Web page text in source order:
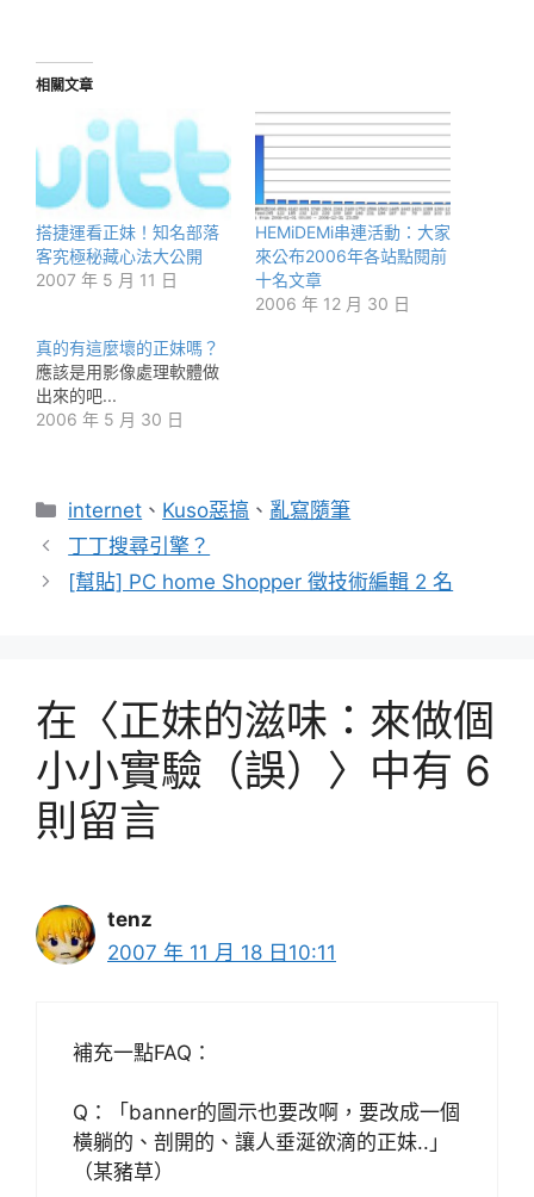
相關文章
搭捷運看正妹！知名部落
客究極秘藏心法大公開
2007 年 5 月 11 日
HEMiDEMi串連活動：大家
來公布2006年各站點閱前
十名文章
2006 年 12 月 30 日
真的有這麼壞的正妹嗎？
應該是用影像處理軟體做
出來的吧...
2006 年 5 月 30 日
分
類
internet 、 Kuso惡搞 、 亂寫隨筆
丁丁搜尋引擎？
[幫貼] PC home Shopper 徵技術編輯 2 名
在〈正妹的滋味：來做個
小小實驗（誤）〉中有 6
則留言
tenz
2007 年 11 月 18 日10:11
補充一點FAQ：
Q：「banner的圖示也要改啊，要改成一個
橫躺的、剖開的、讓人垂涎欲滴的正妹..」
（某豬草）